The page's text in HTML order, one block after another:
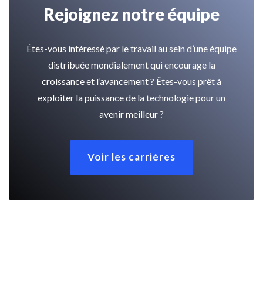
Rejoignez notre équipe
Êtes-vous intéressé par le travail au sein d’une équipe
distribuée mondialement qui encourage la
croissance et l’avancement ? Êtes-vous prêt à
exploiter la puissance de la technologie pour un
avenir meilleur ?
Voir les carrières